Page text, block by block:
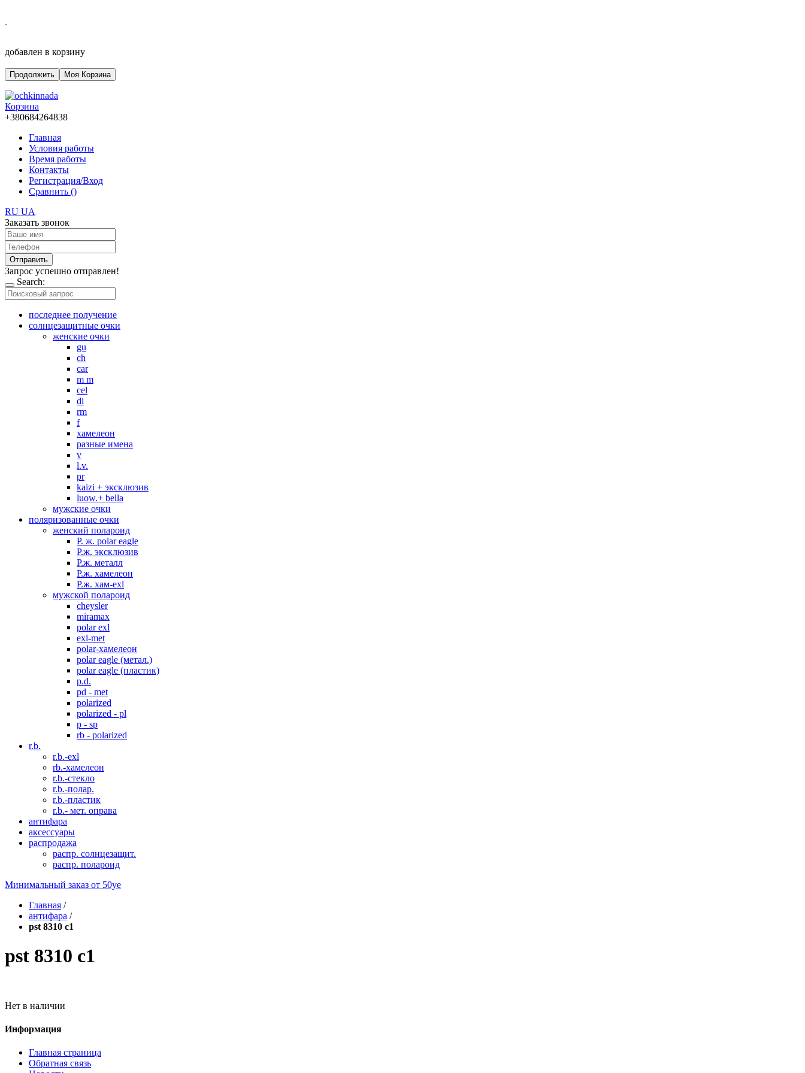
добавлен в корзину
Продолжить Моя Корзина
Корзина
+380684264838
Главная
Условия работы
Время работы
Контакты
Регистрация/Вход
Сравнить ()
RU UA
Заказать звонок
Отправить
Запрос успешно отправлен!
Search:
последнее получение
солнцезащитные очки
женские очки
gu
ch
car
m m
cel
di
rm
f
хамелеон
разные имена
v
l.v.
pr
kaizi + эксклюзив
luow.+ bella
мужские очки
поляризованные очки
женский полароид
P. ж. polar eagle
P.ж. эксклюзив
Р.ж. металл
P.ж. хамелеон
Р.ж. хам-exl
мужской полароид
cheysler
miramax
polar exl
exl-met
polar-хамелеон
polar eagle (метал.)
polar eagle (пластик)
p.d.
pd - met
polarized
polarized - pl
p - sp
rb - polarized
r.b.
r.b.-exl
rb.-хамелеон
r.b.-стекло
r.b.-полар.
r.b.-пластик
r.b.- мет. оправа
антифара
аксессуары
распродажа
распр. солнцезащит.
распр. полароид
Минимальный заказ от 50уе
Главная /
антифара /
pst 8310 c1
pst 8310 c1
Нет в наличии
Информация
Главная страница
Обратная связь